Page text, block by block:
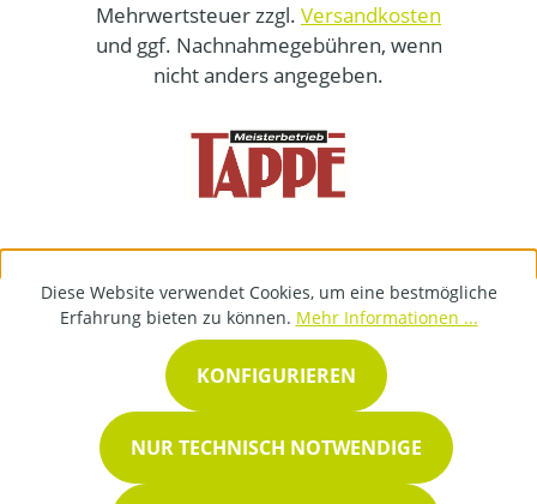
Mehrwertsteuer zzgl. Versandkosten
und ggf. Nachnahmegebühren, wenn
nicht anders angegeben.
Diese Website verwendet Cookies, um eine bestmögliche
Erfahrung bieten zu können. Mehr Informationen ...
NUR TECHNISCH NOTWENDIGE
KONFIGURIEREN